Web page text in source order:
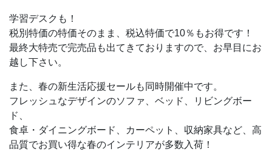
学習デスクも！
税別特価の特価そのまま、税込特価で10％もお得です！
最終大特売で完売品も出てきておりますので、お早目にお
越し下さい。
また、春の新生活応援セールも同時開催中です。
フレッシュなデザインのソファ、ベッド、リビングボー
ド、
食卓・ダイニングボード、カーペット、収納家具など、高
品質でお買い得な春のインテリアが多数入荷！